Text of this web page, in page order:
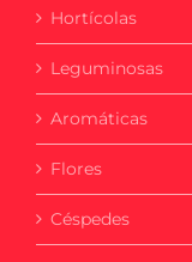
Hortícolas
Leguminosas
Aromáticas
Flores
Céspedes